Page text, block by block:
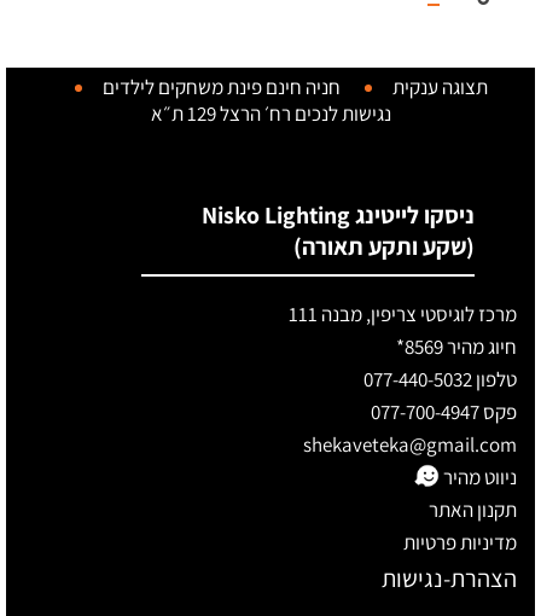
תצוגה ענקית חניה חינם פינת משחקים לילדים
נגישות לנכים רח׳ הרצל 129 ת״א
ניסקו לייטינג Nisko Lighting
(שקע ותקע תאורה)
מרכז לוגיסטי צריפין, מבנה 111
חיוג מהיר 8569*
טלפון 077-440-5032
פקס 077-700-4947
shekaveteka@gmail.com
ניווט מהיר
תקנון האתר
מדיניות פרטיות
הצהרת-נגישות